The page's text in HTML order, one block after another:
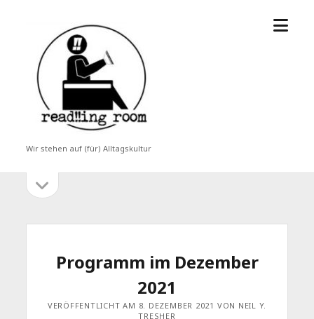
read!!ing
room
Wir stehen auf (für) Alltagskultur
Menü
Seitenleiste
öffnen
Programm im Dezember
2021
VERÖFFENTLICHT AM 8. DEZEMBER 2021 VON NEIL Y.
TRESHER